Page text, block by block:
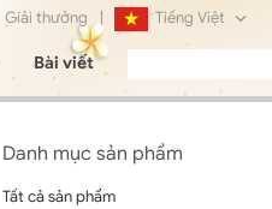
Giải thưởng | Tiếng Việt
English
Bài viết
Danh mục sản phẩm
Tất cả sản phẩm